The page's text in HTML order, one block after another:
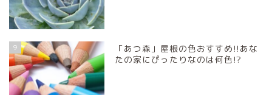
9
「あつ森」屋根の色おすすめ!!あな
たの家にぴったりなのは何色!?